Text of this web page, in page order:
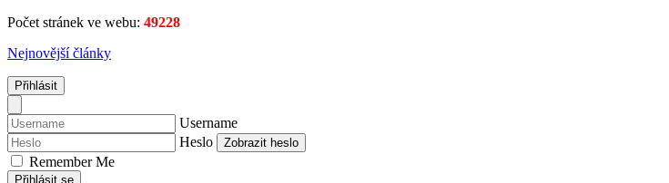
Počet stránek ve webu: 49228
Nejnovější články
Přihlásit
Username
Heslo
Zobrazit heslo
Remember Me
Přihlásit se